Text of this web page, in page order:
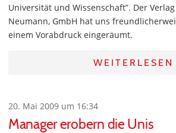
Universität und Wissenschaft”. Der
Neumann, GmbH hat uns
einem Vorabdruck eingeräumt.
WEITERLESEN
20. Mai 2009 um 16:34
Manager erobern die Unis